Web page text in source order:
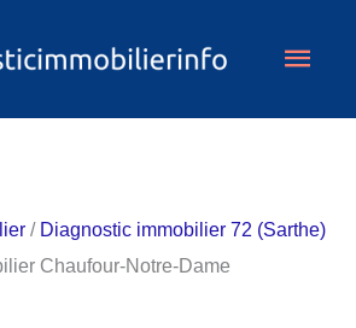
/ Diagnostic immobilier 72 (Sarthe)
Chaufour-Notre-Dame